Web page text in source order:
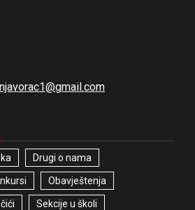
Drugi o nama
Obavještenja
Sekcije u školi